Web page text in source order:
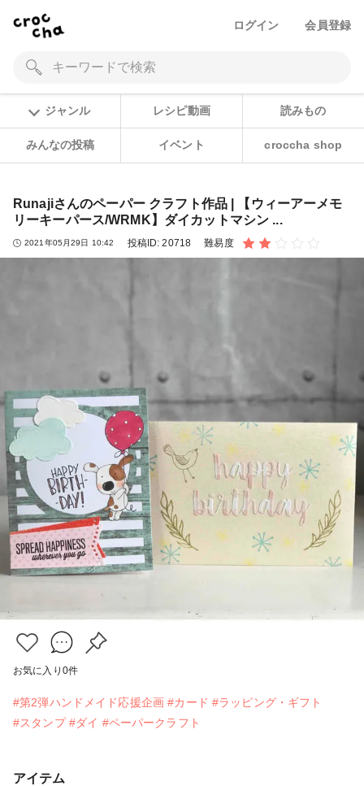
ログイン 会員登録
ジャンル レシピ動画 読みもの
みんなの投稿 イベント croccha shop
Runajiさんのペーパー クラフト作品 | 【ウィーアーメモ
リーキーパース/WRMK】ダイカットマシン ...
2021年05月29日 10:42 投稿ID:20718 難易度
お気に入り 0件
#第2弾ハンドメイド応援企画 #カード #ラッピング・ギフト
#スタンプ #ダイ #ペーパークラフト
アイテム